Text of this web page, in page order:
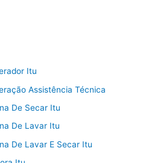
Itu
Assistência Técnica
De Secar Itu
De Lavar Itu
De Lavar E Secar Itu